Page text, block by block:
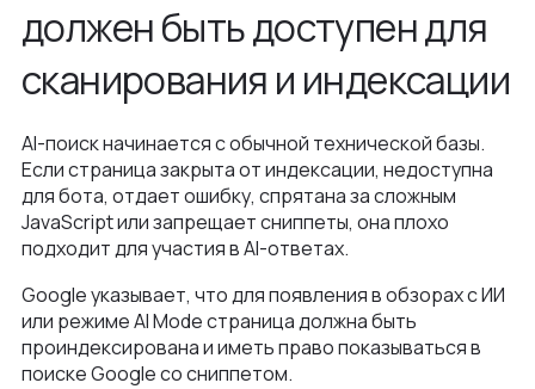
должен быть доступен для
сканирования и индексации
AI-поиск начинается с обычной технической базы.
Если страница закрыта от индексации, недоступна
для бота, отдает ошибку, спрятана за сложным
JavaScript или запрещает сниппеты, она плохо
подходит для участия в AI-ответах.
Google указывает, что для появления в обзорах с ИИ
или режиме AI Mode страница должна быть
проиндексирована и иметь право показываться в
поиске Google со сниппетом.